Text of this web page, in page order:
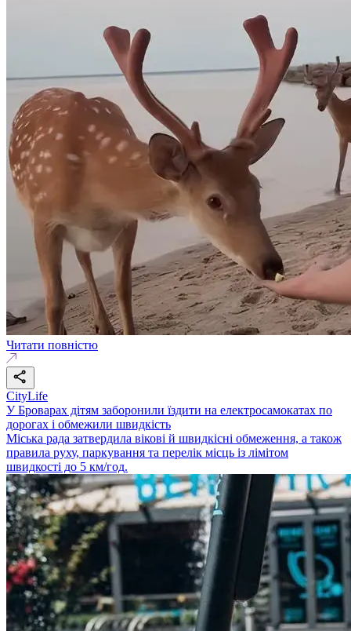
Читати повністю
CityLife
У Броварах дітям заборонили їздити на електросамокатах по
дорогах і обмежили швидкість
Міська рада затвердила вікові й швидкісні обмеження, а також
правила руху, паркування та перелік місць із лімітом
швидкості до 5 км/год.